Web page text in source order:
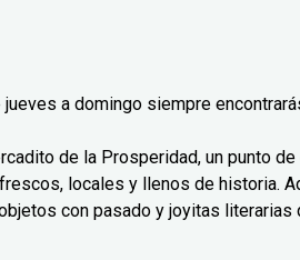
a domingo siempre
de la Prosperidad, un punto
locales y llenos de historia.
con pasado y joyitas literarias